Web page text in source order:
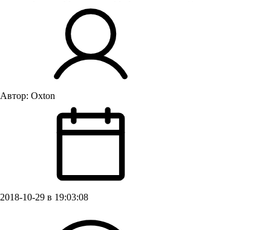
Автор: Oxton
2018-10-29 в 19:03:08